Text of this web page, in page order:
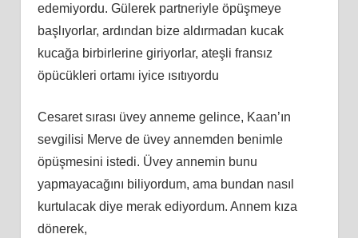
edemiyordu. Gülerek partneriyle öpüşmeye
başlıyorlar, ardından bize aldırmadan kucak
kucağa birbirlerine giriyorlar, ateşli fransız
öpücükleri ortamı iyice ısıtıyordu
Cesaret sırası üvey anneme gelince, Kaan’ın
sevgilisi Merve de üvey annemden benimle
öpüşmesini istedi. Üvey annemin bunu
yapmayacağını biliyordum, ama bundan nasıl
kurtulacak diye merak ediyordum. Annem kıza
dönerek,